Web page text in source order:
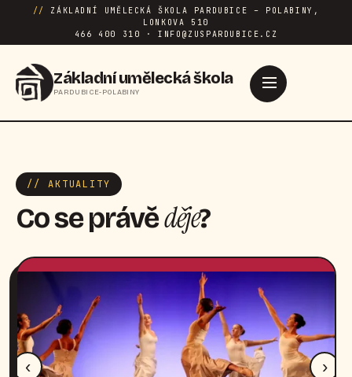
//
ZÁKLADNÍ UMĚLECKÁ ŠKOLA PARDUBICE – POLABINY,
LONKOVA 510
466 400 310 · INFO@ZUSPARDUBICE.CZ
Základní umělecká škola
PARDUBICE-POLABINY
// AKTUALITY
Co se právěděje?
‹ ›